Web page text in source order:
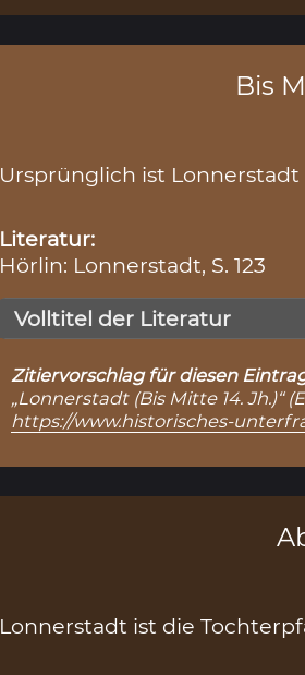
Bis
Ursprünglich ist
Literatur:
Hörlin: Lonnerstadt, S. 123
Volltitel der Literatur
Zitiervorschlag für diesen
„Lonnerstadt (Bis Mitte 14. Jh.)“
https://www.historisches-
Lonnerstadt ist die